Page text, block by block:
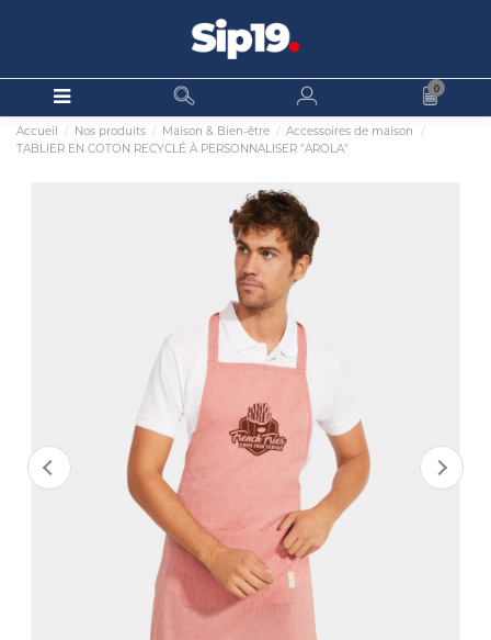
0
Accueil Nos produits Maison & Bien-être
Accessoires de maison
TABLIER EN COTON RECYCLÉ À PERSONNALISER "AROLA"